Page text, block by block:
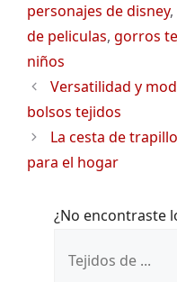
personajes de disney,
de peliculas, gorros
niños
Versatilidad y
bolsos tejidos
La cesta de
para el hogar
¿No encontraste